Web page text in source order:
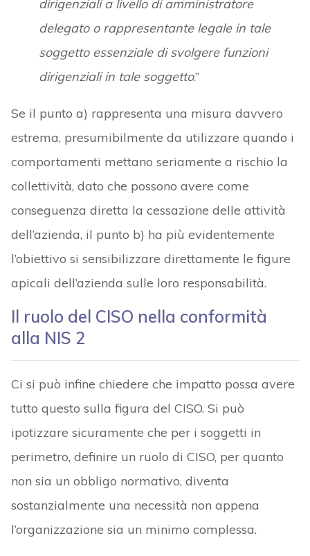
dirigenziali a livello di amministratore
delegato o rappresentante legale in tale
soggetto essenziale di svolgere funzioni
dirigenziali in tale soggetto.”
Se il punto a) rappresenta una misura davvero
estrema, presumibilmente da utilizzare quando i
comportamenti mettano seriamente a rischio la
collettività, dato che possono avere come
conseguenza diretta la cessazione delle attività
dell’azienda, il punto b) ha più evidentemente
l’obiettivo si sensibilizzare direttamente le figure
apicali dell’azienda sulle loro responsabilità.
Il ruolo del CISO nella conformità
alla NIS 2
Ci si può infine chiedere che impatto possa avere
tutto questo sulla figura del CISO. Si può
ipotizzare sicuramente che per i soggetti in
perimetro, definire un ruolo di CISO, per quanto
non sia un obbligo normativo, diventa
sostanzialmente una necessità non appena
l’organizzazione sia un minimo complessa.